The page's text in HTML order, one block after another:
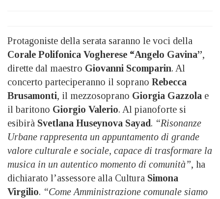
Protagoniste della serata saranno le voci della
Corale Polifonica Vogherese “Angelo Gavina”,
dirette dal maestro Giovanni Scomparin. Al
concerto parteciperanno il soprano Rebecca
Brusamonti, il mezzosoprano Giorgia Gazzola e
il baritono Giorgio Valerio. Al pianoforte si
esibirà Svetlana Huseynova Sayad. “Risonanze
Urbane rappresenta un appuntamento di grande
valore culturale e sociale, capace di trasformare la
musica in un autentico momento di comunità”, ha
dichiarato l’assessore alla Cultura Simona
Virgilio. “Come Amministrazione comunale siamo